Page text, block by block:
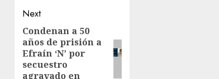
Next
Condenan a 50
años de prisión a
Efraín ‘N’ por
secuestro
agravado en